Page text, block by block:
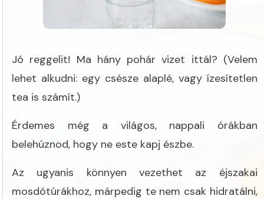
Jó reggelit! Ma hány pohár vizet ittál? (Velem
lehet alkudni: egy csésze alaplé, vagy ízesítetlen
tea is számít.)
Érdemes még a világos, nappali órákban
belehúznod, hogy ne este kapj észbe.
Az ugyanis könnyen vezethet az éjszakai
mosdótúrákhoz, márpedig te nem csak hidratálni,